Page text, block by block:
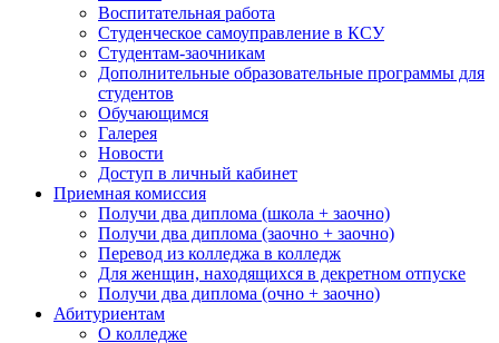
Воспитательная работа
Студенческое самоуправление в КСУ
Студентам-заочникам
Дополнительные образовательные программы для
студентов
Обучающимся
Галерея
Новости
Доступ в личный кабинет
Приемная комиссия
Получи два диплома (школа + заочно)
Получи два диплома (заочно + заочно)
Перевод из колледжа в колледж
Для женщин, находящихся в декретном отпуске
Получи два диплома (очно + заочно)
Абитуриентам
О колледже